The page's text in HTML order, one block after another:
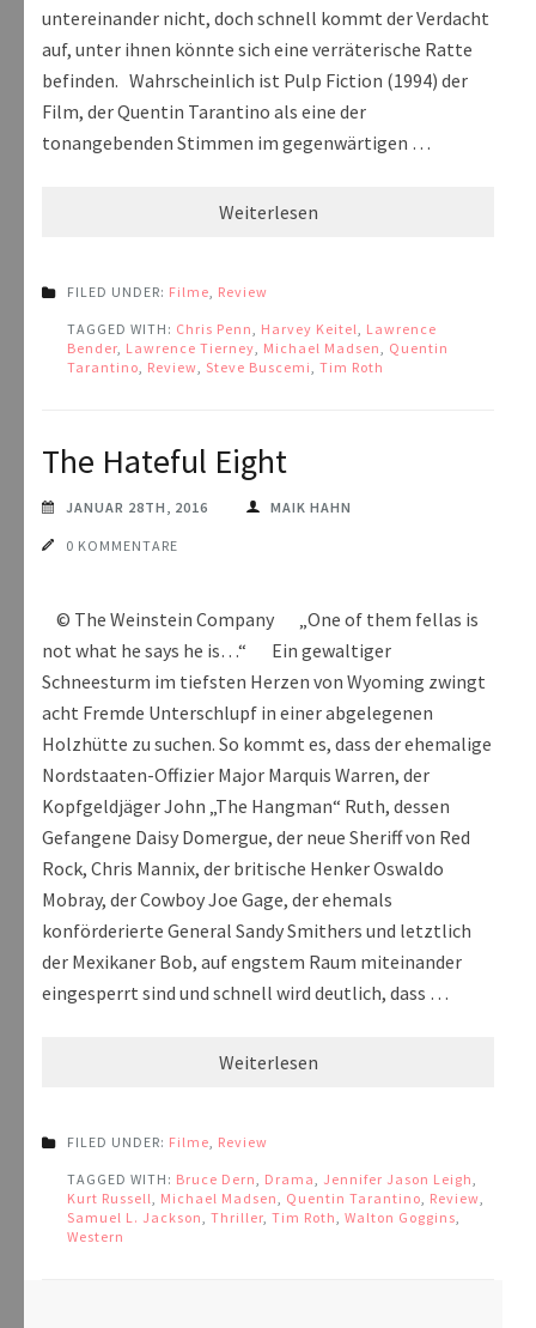
untereinander nicht, doch schnell kommt der Verdacht
auf, unter ihnen könnte sich eine verräterische Ratte
befinden. Wahrscheinlich ist Pulp Fiction (1994) der
Film, der Quentin Tarantino als eine der
tonangebenden Stimmen im gegenwärtigen …
Weiterlesen
FILED UNDER: Filme Review
TAGGED WITH: Chris Penn Harvey Keitel
Lawrence
Bender Lawrence Tierney Michael Madsen
Quentin
Tarantino Review Steve Buscemi Tim Roth
The Hateful Eight
JANUAR 28TH, 2016 MAIK HAHN
0 KOMMENTARE
© The Weinstein Company „One of them fellas is
not what he says he is…“ Ein gewaltiger
Schneesturm im tiefsten Herzen von Wyoming zwingt
acht Fremde Unterschlupf in einer abgelegenen
Holzhütte zu suchen. So kommt es, dass der ehemalige
Nordstaaten-Offizier Major Marquis Warren, der
Kopfgeldjäger John „The Hangman“ Ruth, dessen
Gefangene Daisy Domergue, der neue Sheriff von Red
Rock, Chris Mannix, der britische Henker Oswaldo
Mobray, der Cowboy Joe Gage, der ehemals
konförderierte General Sandy Smithers und letztlich
der Mexikaner Bob, auf engstem Raum miteinander
eingesperrt sind und schnell wird deutlich, dass …
Weiterlesen
FILED UNDER: Filme Review
TAGGED WITH: Bruce Dern Drama Jennifer Jason Leigh
Kurt Russell
Michael Madsen Quentin Tarantino Review
Samuel L. Jackson Thriller Tim Roth Walton Goggins
Western